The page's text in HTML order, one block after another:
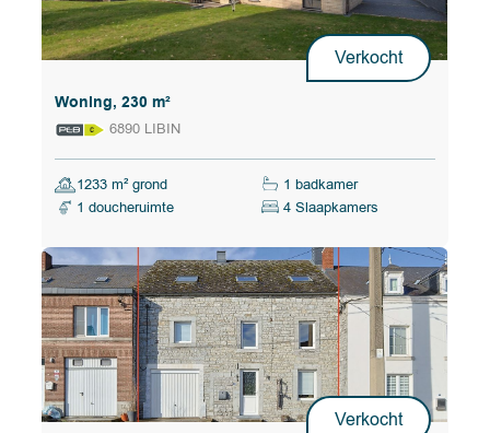
Verkocht
Woning, 230 m²
6890 LIBIN
1233 m² grond
1 badkamer
1 doucheruimte
4 Slaapkamers
Verkocht